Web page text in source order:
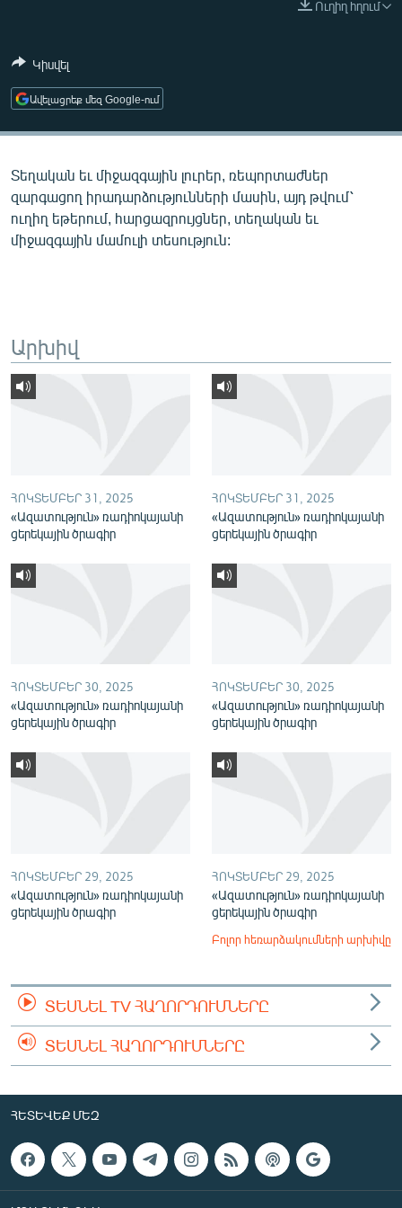
ՄԵԿՆԱԲԱՆՈՒԹՅՈՒՆ
ԿՈՐՈՆԱՎԻՐՈՒՍ
ԱՐԽԻՎ
ՏԵՍԱՆՅՈՒԹԵՐ
ՓՈԴՔԱՍԹ
Հայերեն
ՀԵՏԵՎԵՔ ՄԵԶ
Ուղիղ հղում
Կիսվել
Ավելացրեք մեզ Google-ում
Տեղական եւ միջազգային լուրեր, ռեպորտաժներ
զարգացող իրադարձությունների մասին, այդ թվում՝
ուղիղ եթերում, հարցազրույցներ, տեղական եւ
միջազգային մամուլի տեսություն:
Արխիվ
ՀՈԿՏԵՄԲԵՐ 31, 2025
«Ազատություն» ռադիոկայանի
ցերեկային ծրագիր
ՀՈԿՏԵՄԲԵՐ 31, 2025
«Ազատություն» ռադիոկայանի
ցերեկային ծրագիր
ՀՈԿՏԵՄԲԵՐ 30, 2025
«Ազատություն» ռադիոկայանի
ցերեկային ծրագիր
ՀՈԿՏԵՄԲԵՐ 30, 2025
«Ազատություն» ռադիոկայանի
ցերեկային ծրագիր
ՀՈԿՏԵՄԲԵՐ 29, 2025
«Ազատություն» ռադիոկայանի
ցերեկային ծրագիր
ՀՈԿՏԵՄԲԵՐ 29, 2025
«Ազատություն» ռադիոկայանի
ցերեկային ծրագիր
Բոլոր հեռարձակումների արխիվը
ՏԵՍՆԵԼ TV ՀԱՂՈՐԴՈՒՄՆԵՐԸ
ՏԵՍՆԵԼ ՀԱՂՈՐԴՈՒՄՆԵՐԸ
ՀԵՏԵՎԵՔ ՄԵԶ